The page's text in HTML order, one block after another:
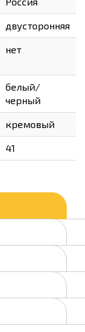
двусторонняя
нет
белый/
черный
кремовый
41